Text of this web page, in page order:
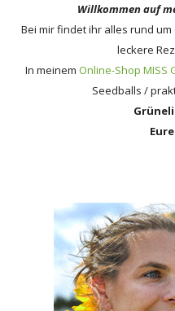
Willkommen auf
Bei mir findet ihr alles rund
leckere
In meinem Online-Shop MISS
Seedballs /